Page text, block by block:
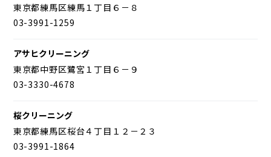
東京都練馬区練馬１丁目６－８
03-3991-1259
アサヒクリーニング
東京都中野区鷺宮１丁目６－９
03-3330-4678
桜クリーニング
東京都練馬区桜台４丁目１２－２３
03-3991-1864